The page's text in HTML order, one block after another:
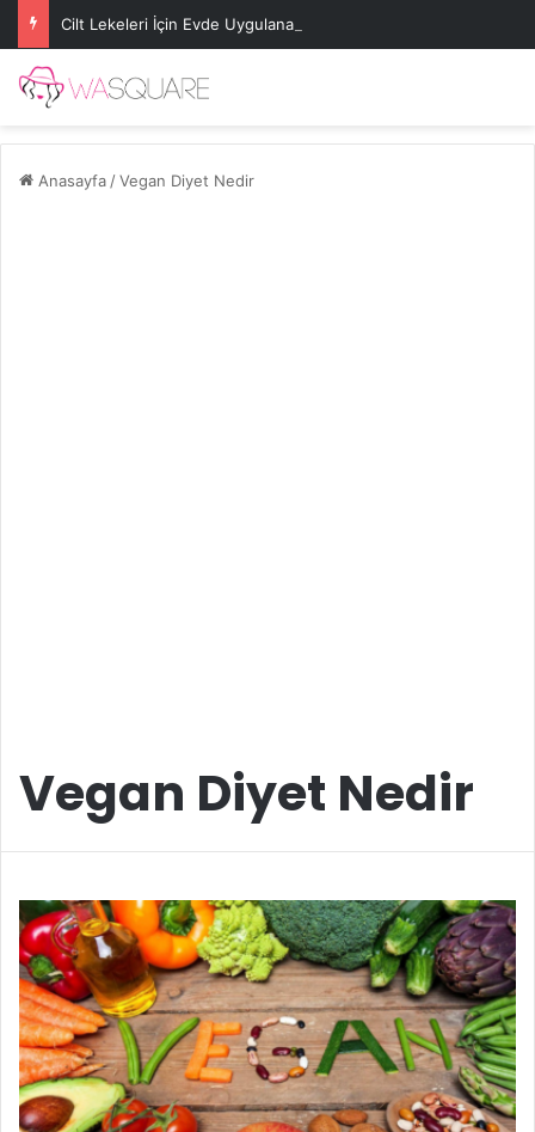
Cilt Lekeleri İçin Evde Uygulanabilecek Basit Maskeler
Anasayfa/Vegan Diyet Nedir
Vegan Diyet Nedir